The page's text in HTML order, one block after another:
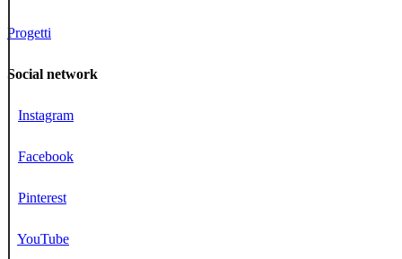
Progetti
Social network
Instagram
Facebook
Pinterest
YouTube